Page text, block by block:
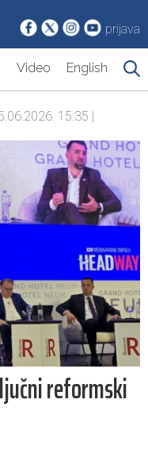
prijava
Video English
15:35 |
reformski